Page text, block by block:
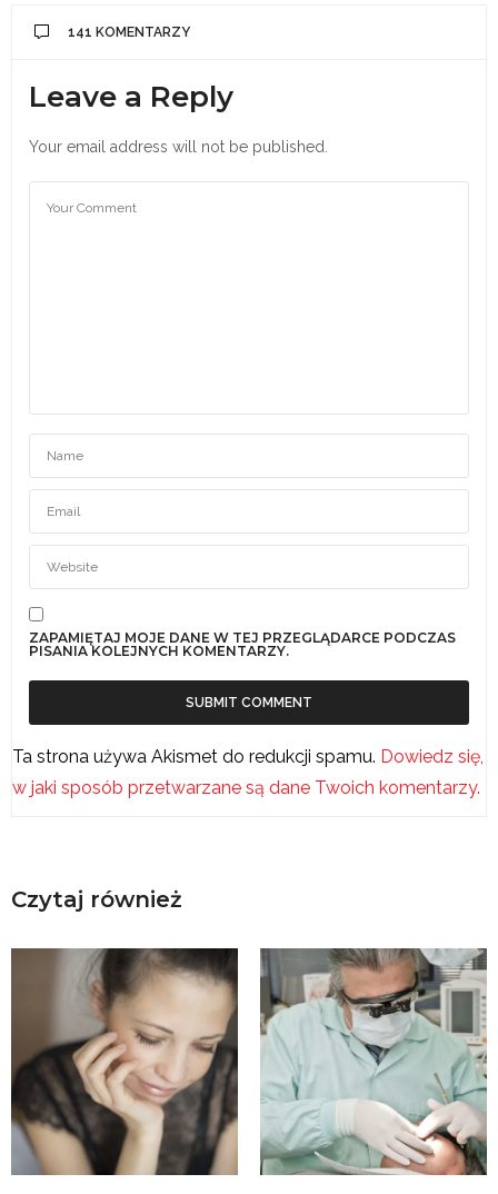
141 KOMENTARZY
Leave a Reply
Your email address will not be published.
ZAPAMIĘTAJ MOJE DANE W TEJ PRZEGLĄDARCE PODCZAS
PISANIA KOLEJNYCH KOMENTARZY.
Ta strona używa Akismet do redukcji spamu. Dowiedz się,
w jaki sposób przetwarzane są dane Twoich komentarzy.
Czytaj również